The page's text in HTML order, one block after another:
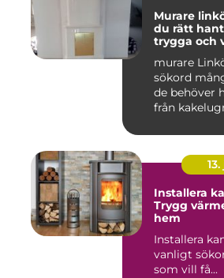
Murare linköping
du rätt
trygga och
murare
sökord
de behöver
från
Installera
Trygg
hem
Installera
vanligt
som vill få...